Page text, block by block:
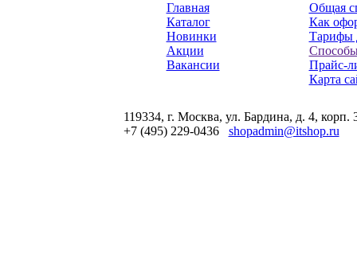
Главная
Каталог
Новинки
Акции
Вакансии
Общая
Как
Тарифы
Прайс-
Карта
119334, г. Москва, ул. Бардина, д. 4, корп.
+7 (495) 229-0436 shopadmin@itshop.ru